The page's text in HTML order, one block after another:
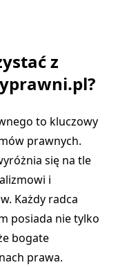
z
to kluczowy
prawnych.
się na tle
i
Każdy radca
posiada nie tylko
bogate
prawa.